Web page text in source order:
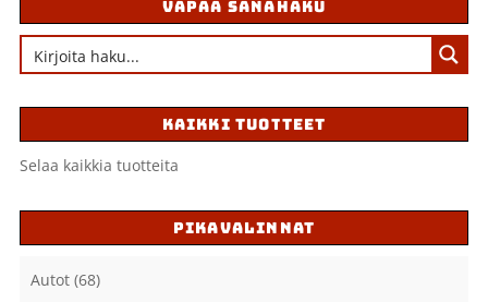
VAPAA SANAHAKU
KAIKKI TUOTTEET
Selaa kaikkia tuotteita
PIKAVALINNAT
Autot (68)